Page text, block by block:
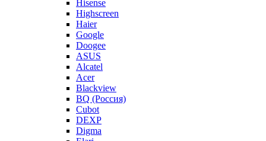
Hisense
Highscreen
Haier
Google
Doogee
ASUS
Alcatel
Acer
Blackview
BQ (Россия)
Cubot
DEXP
Digma